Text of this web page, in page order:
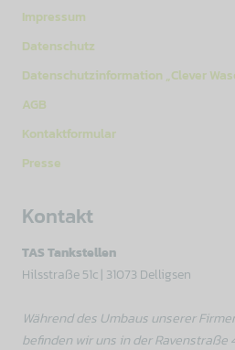
Impressum
Datenschutz
Datenschutzinformation „Clever
AGB
Kontaktformular
Presse
Kontakt
TAS Tankstellen
Hilsstraße 51c | 31073 Delligsen
Während des Umbaus unserer
befinden wir uns in der Ravenstraße